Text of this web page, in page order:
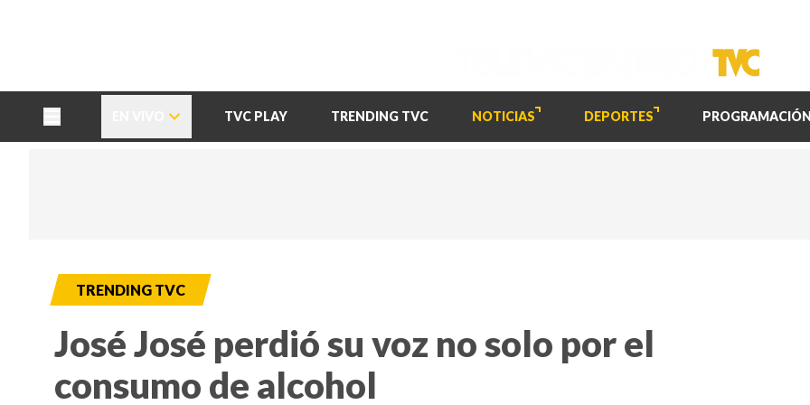
TVC PLAY TRENDING TVC NOTICIAS DEPORTES PROGRAMACIÓN
TRENDING TVC
José José perdió su voz no solo por el
consumo de alcohol